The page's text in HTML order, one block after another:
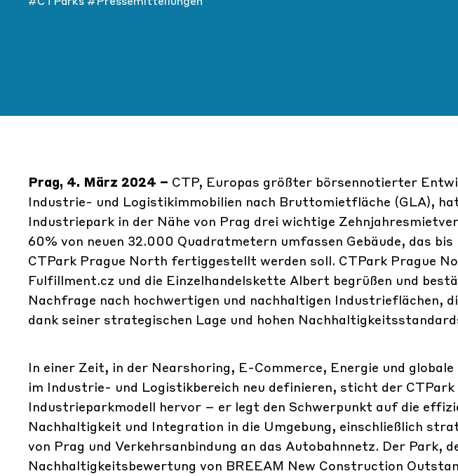
Prag, 4. März 2024 – CTP, Europas größter börsennotierter
Industrie- und Logistikimmobilien nach Bruttomietfläche (GLA),
Industriepark in der Nähe von Prag drei wichtige
60% von neuen 32.000 Quadratmetern umfassen Gebäude, das
CTPark Prague North fertiggestellt werden soll. CTPark Prague
Fulfillment.cz und die Einzelhandelskette Albert begrüßen und
Nachfrage nach hochwertigen und nachhaltigen
dank seiner strategischen Lage und hohen
In einer Zeit, in der Nearshoring, E-Commerce, Energie und
im Industrie- und Logistikbereich neu definieren, sticht der
Industrieparkmodell hervor – er legt den Schwerpunkt auf die
Nachhaltigkeit und Integration in die Umgebung, einschließlich
von Prag und Verkehrsanbindung an das Autobahnnetz. Der Park,
Nachhaltigkeitsbewertung von BREEAM New Construction